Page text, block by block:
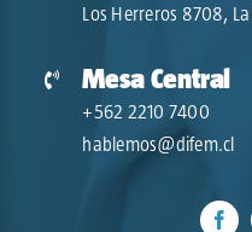
Los Herreros 8708,
Mesa Central
+562 2210 7400
hablemos@difem.cl